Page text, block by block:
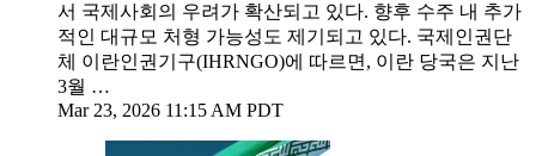
서 국제사회의 우려가 확산되고 있다. 향후 수주 내 추가
적인 대규모 처형 가능성도 제기되고 있다. 국제인권단
체 이란인권기구(IHRNGO)에 따르면, 이란 당국은 지난
3월 …
Mar 23, 2026 11:15 AM PDT